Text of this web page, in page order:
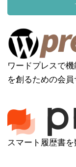
ワードプレスで
を創るための会員
スマート履歴書